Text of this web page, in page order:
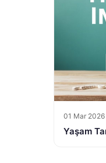
01 Mar 2026
Yaşam